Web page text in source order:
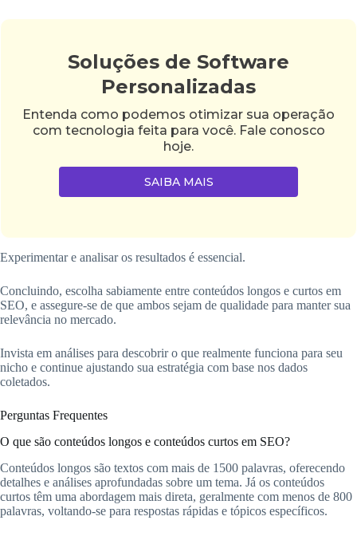
Soluções de Software
Personalizadas
Entenda como podemos otimizar sua operação
com tecnologia feita para você. Fale conosco
hoje.
SAIBA MAIS
Experimentar e analisar os resultados é essencial.
Concluindo, escolha sabiamente entre conteúdos longos e curtos em
SEO, e assegure-se de que ambos sejam de qualidade para manter sua
relevância no mercado.
Invista em análises para descobrir o que realmente funciona para seu
nicho e continue ajustando sua estratégia com base nos dados
coletados.
Perguntas Frequentes
O que são conteúdos longos e conteúdos curtos em SEO?
Conteúdos longos são textos com mais de 1500 palavras, oferecendo
detalhes e análises aprofundadas sobre um tema. Já os conteúdos
curtos têm uma abordagem mais direta, geralmente com menos de 800
palavras, voltando-se para respostas rápidas e tópicos específicos.